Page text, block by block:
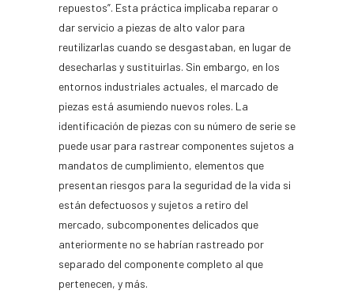
repuestos”. Esta práctica implicaba reparar o
dar servicio a piezas de alto valor para
reutilizarlas cuando se desgastaban, en lugar de
desecharlas y sustituirlas. Sin embargo, en los
entornos industriales actuales, el marcado de
piezas está asumiendo nuevos roles. La
identificación de piezas con su número de serie se
puede usar para rastrear componentes sujetos a
mandatos de cumplimiento, elementos que
presentan riesgos para la seguridad de la vida si
están defectuosos y sujetos a retiro del
mercado, subcomponentes delicados que
anteriormente no se habrían rastreado por
separado del componente completo al que
pertenecen, y más.